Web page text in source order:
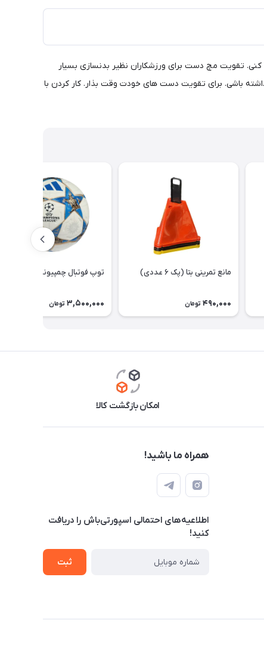
تقویت مچ دست برای ورزشکاران نظیر بدنسازی بسیار
باشی. برای تقویت دست های خودت وقت بذار. کار کردن با
مانع تمرینی بتا (پک ۶ عددی)
490,000 تومان
توپ فوتبال چمپیونزلیگ ۲۰۲۶
3,500,000 تومان
امکان بازگشت کالا
همراه ما باشید!
اطلاعیه‌های احتمالی اسپورتی‌باش را دریافت
کنید!
ثبت